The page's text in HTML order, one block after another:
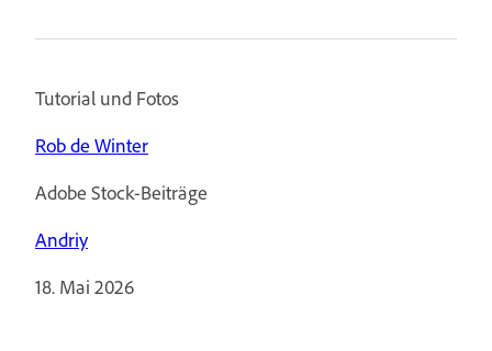
Tutorial und Fotos
Rob de Winter
Adobe Stock-Beiträge
Andriy
18. Mai 2026